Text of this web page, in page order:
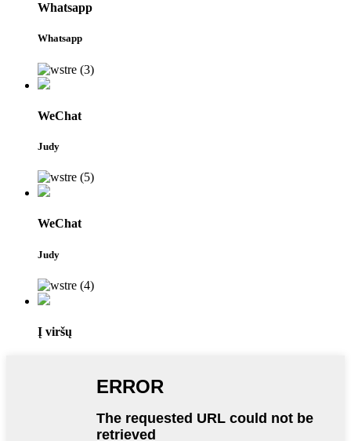
Whatsapp
Whatsapp
WeChat
Judy
WeChat
Judy
Į viršų